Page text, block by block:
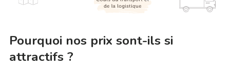
Pourquoi nos prix sont-ils si
attractifs ?